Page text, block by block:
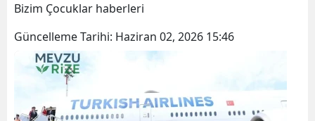
Bizim Çocuklar haberleri
Güncelleme Tarihi: Haziran 02, 2026 15:46